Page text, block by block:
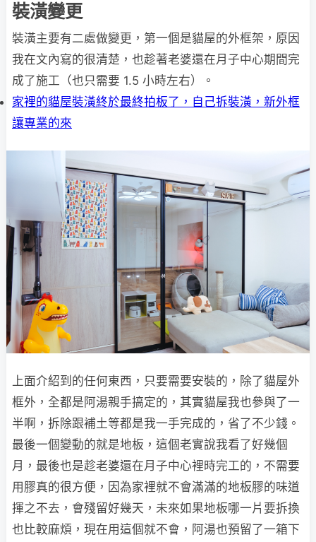
裝潢變更
裝潢主要有二處做變更，第一個是貓屋的外框架，原因
我在文內寫的很清楚，也趁著老婆還在月子中心期間完
成了施工（也只需要 1.5 小時左右）。
家裡的貓屋裝潢終於最終拍板了，自己拆裝潢，新外框
讓專業的來
上面介紹到的任何東西，只要需要安裝的，除了貓屋外
框外，全都是阿湯親手搞定的，其實貓屋我也參與了一
半啊，拆除跟補土等都是我一手完成的，省了不少錢。
最後一個變動的就是地板，這個老實說我看了好幾個
月，最後也是趁老婆還在月子中心裡時完工的，不需要
用膠真的很方便，因為家裡就不會滿滿的地板膠的味道
揮之不去，會殘留好幾天，未來如果地板哪一片要拆換
也比較麻煩，現在用這個就不會，阿湯也預留了一箱下